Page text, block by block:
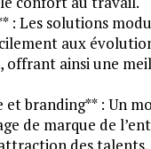
: Les solutions
aux
offrant ainsi une
et branding** : Un
de marque de